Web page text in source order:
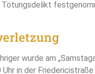
wurde am
in der